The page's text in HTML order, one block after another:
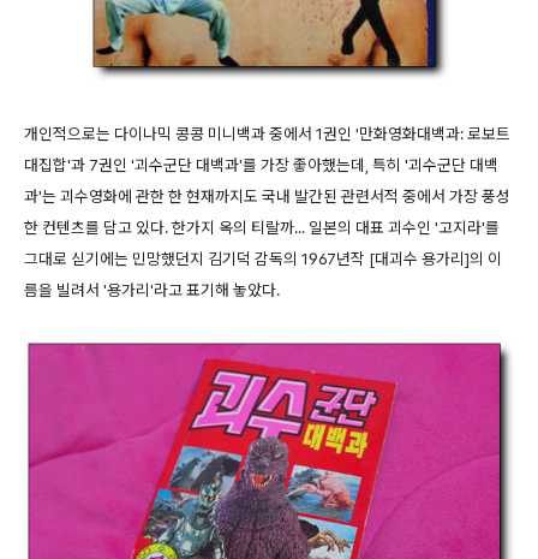
개인적으로는 다이나믹 콩콩 미니백과 중에서 1권인 '만화영화대백과: 로보트
대집합'과 7권인 '괴수군단 대백과'를 가장 좋아했는데, 특히 '괴수군단 대백
과'는 괴수영화에 관한 한 현재까지도 국내 발간된 관련서적 중에서 가장 풍성
한 컨텐츠를 담고 있다. 한가지 옥의 티랄까... 일본의 대표 괴수인 '고지라'를
그대로 싣기에는 민망했던지 김기덕 감독의 1967년작 [대괴수 용가리]의 이
름을 빌려서 '용가리'라고 표기해 놓았다.